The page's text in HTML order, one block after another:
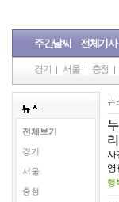
주간날씨 전체기사
경기 서울 충청
전체보기
경기
서울
충청
뉴
리
사
행